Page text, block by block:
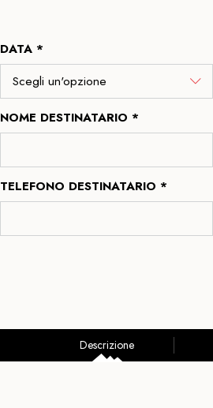
DATA *
NOME DESTINATARIO *
TELEFONO DESTINATARIO *
Descrizione